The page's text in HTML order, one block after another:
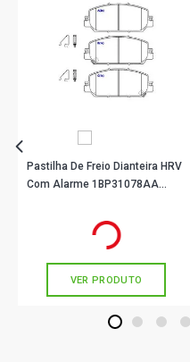
Pastilha De Freio Dianteira HRV
Com Alarme 1BP31078AA
em até 4x de
VER PRODUTO
1 2 3 4